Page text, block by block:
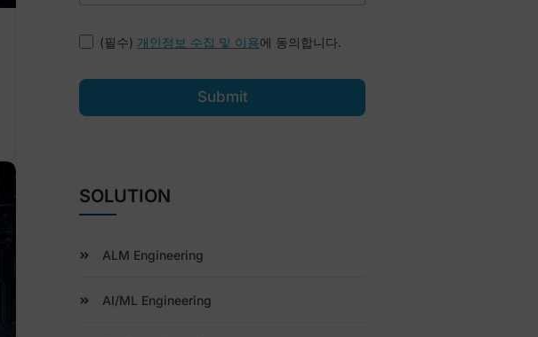
(필수) 개인정보 수집 및 이용에 동의합니다.
Submit
SOLUTION
ALM Engineering
AI/ML Engineering